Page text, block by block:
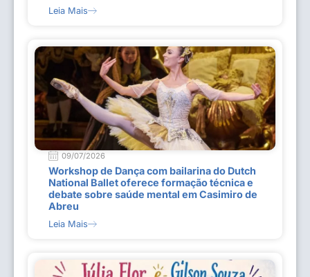
Leia Mais
09/07/2026
Workshop de Dança com bailarina do Dutch
National Ballet oferece formação técnica e
debate sobre saúde mental em Casimiro de
Abreu
Leia Mais